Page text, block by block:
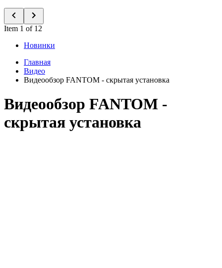
Item 1 of 12
Новинки
Главная
Видео
Видеообзор FANTOM - скрытая установка
Видеообзор FANTOM -
скрытая установка